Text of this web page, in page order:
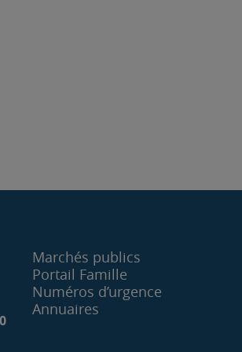
Marchés publics
Portail Famille
Numéros d’urgence
Annuaires